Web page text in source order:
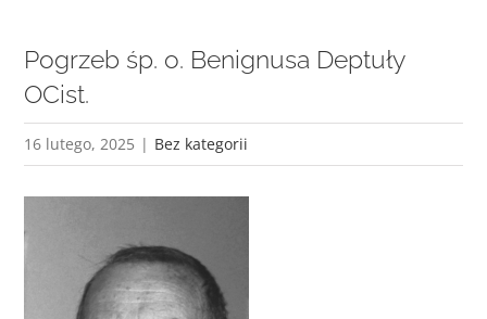
Pogrzeb śp. o. Benignusa Deptuły
OCist.
16 lutego, 2025 | Bez kategorii